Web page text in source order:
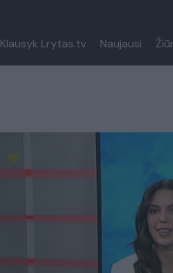
Klausyk Lrytas.tv Naujausi